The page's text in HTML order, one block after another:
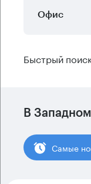
Офис
Быстрый
В
Cамые